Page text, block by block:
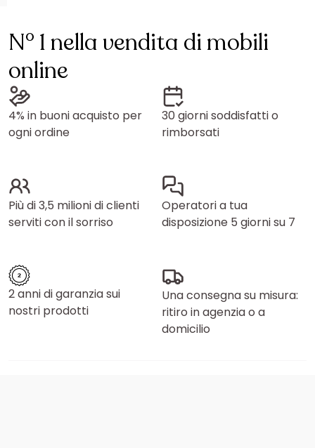
N° 1 nella vendita di mobili
online
4% in buoni acquisto per
ogni ordine
30 giorni soddisfatti o
rimborsati
Più di 3,5 milioni di clienti
serviti con il sorriso
Operatori a tua
disposizione 5 giorni su 7
2 anni di garanzia sui
nostri prodotti
Una consegna su misura:
ritiro in agenzia o a
domicilio